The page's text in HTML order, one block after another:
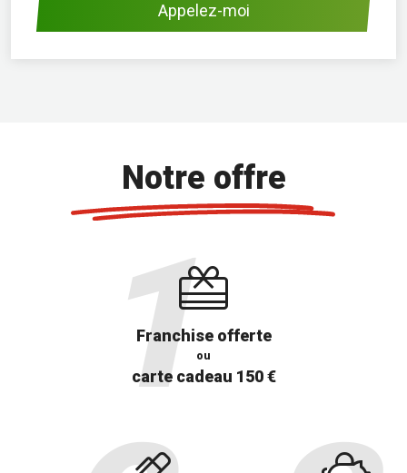
Appelez-moi
Notre offre
Franchise offerte
ou
carte cadeau 150 €